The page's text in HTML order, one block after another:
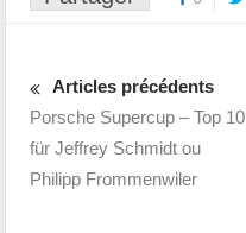
Articles précédents
Porsche Supercup – Top 10
für Jeffrey Schmidt ou
Philipp Frommenwiler